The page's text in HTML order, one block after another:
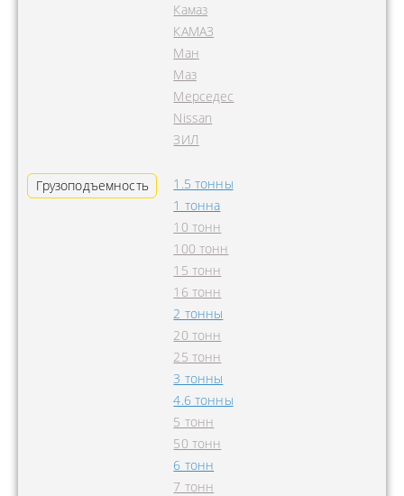
Камаз
КАМАЗ
Ман
Маз
Мерседес
Nissan
ЗИЛ
Грузоподъемность
1.5 тонны
1 тонна
10 тонн
100 тонн
15 тонн
16 тонн
2 тонны
20 тонн
25 тонн
3 тонны
4.6 тонны
5 тонн
50 тонн
6 тонн
7 тонн